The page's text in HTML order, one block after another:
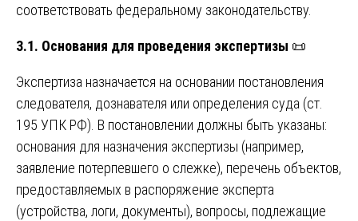
соответствовать федеральному законодательству.
3.1. Основания для проведения экспертизы 📜
Экспертиза назначается на основании постановления
следователя, дознавателя или определения суда (ст.
195 УПК РФ). В постановлении должны быть указаны:
основания для назначения экспертизы (например,
заявление потерпевшего о слежке), перечень объектов,
предоставляемых в распоряжение эксперта
(устройства, логи, документы), вопросы, подлежащие